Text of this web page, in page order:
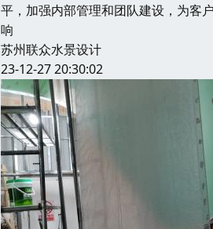
平，加强内部管理和团队建设，为客
响
苏州联众水景设计
23-12-27 20:30:02